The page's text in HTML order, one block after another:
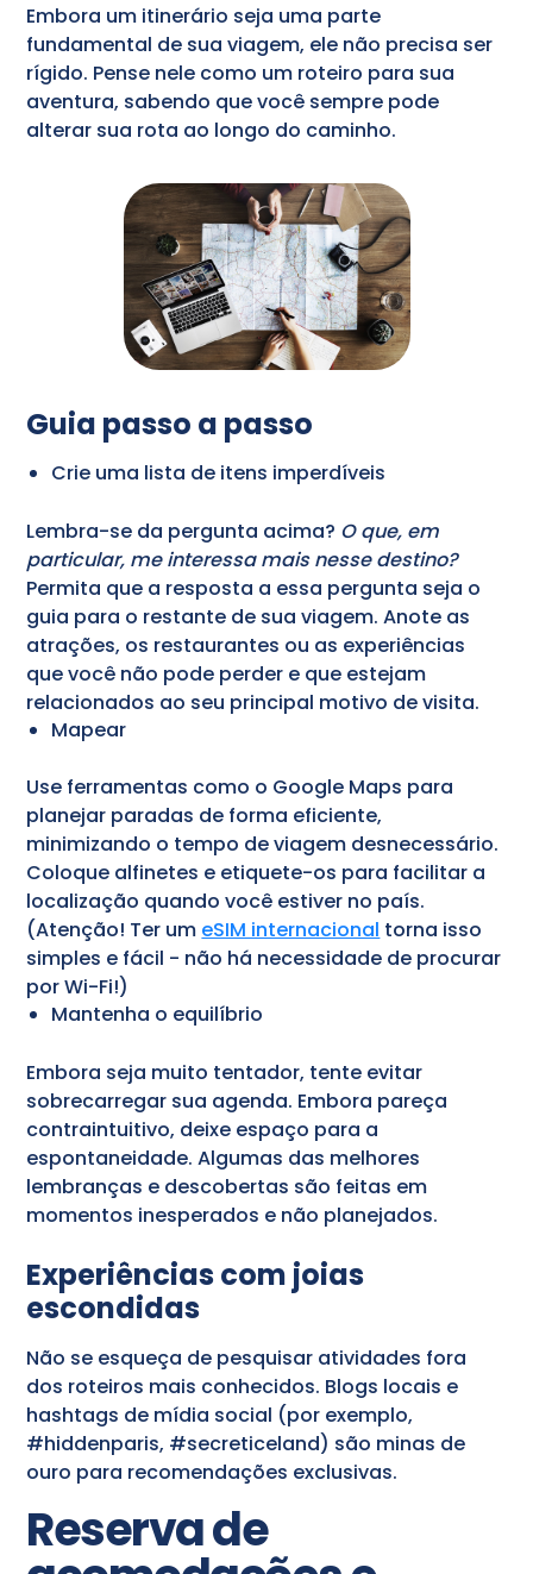
Embora um itinerário seja uma parte
fundamental de sua viagem, ele não precisa ser
rígido. Pense nele como um roteiro para sua
aventura, sabendo que você sempre pode
alterar sua rota ao longo do caminho.
Guia passo a passo
Crie uma lista de itens imperdíveis
Lembra-se da pergunta acima? O que, em
particular, me interessa mais nesse destino?
Permita que a resposta a essa pergunta seja o
guia para o restante de sua viagem. Anote as
atrações, os restaurantes ou as experiências
que você não pode perder e que estejam
relacionados ao seu principal motivo de visita.
Mapear
Use ferramentas como o Google Maps para
planejar paradas de forma eficiente,
minimizando o tempo de viagem desnecessário.
Coloque alfinetes e etiquete-os para facilitar a
localização quando você estiver no país.
(Atenção! Ter um eSIM internacional torna isso
simples e fácil - não há necessidade de procurar
por Wi-Fi!)
Mantenha o equilíbrio
Embora seja muito tentador, tente evitar
sobrecarregar sua agenda. Embora pareça
contraintuitivo, deixe espaço para a
espontaneidade. Algumas das melhores
lembranças e descobertas são feitas em
momentos inesperados e não planejados.
Experiências com joias
escondidas
Não se esqueça de pesquisar atividades fora
dos roteiros mais conhecidos. Blogs locais e
hashtags de mídia social (por exemplo,
#hiddenparis, #secreticeland) são minas de
ouro para recomendações exclusivas.
Reserva de